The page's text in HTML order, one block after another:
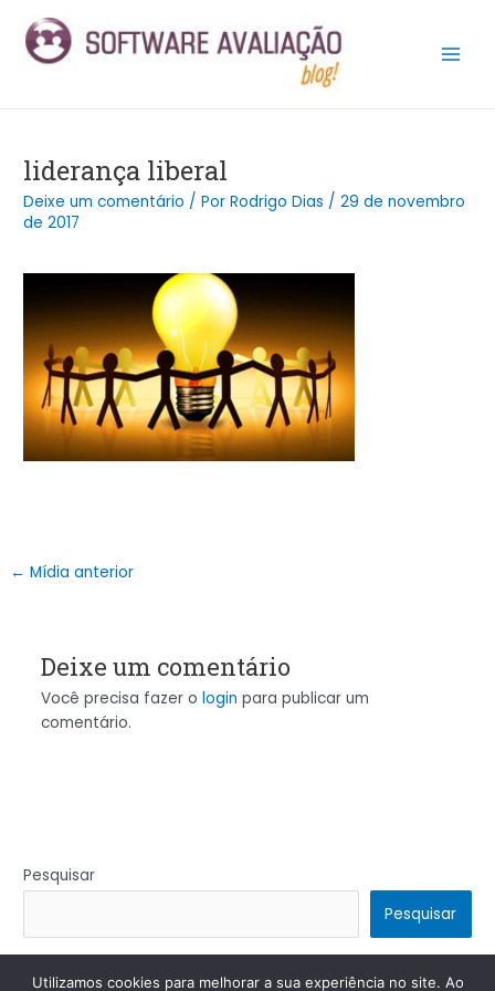
para
liderança liberal
Deixe um comentário / PorRodrigo Dias /29 de novembro
de 2017
navigation
← Mídia anterior
Deixe um comentário
Você precisa fazer o login para publicar um
comentário.
Pesquisar
Pesquisar
Utilizamos cookies para melhorar a sua experiência no site. Ao